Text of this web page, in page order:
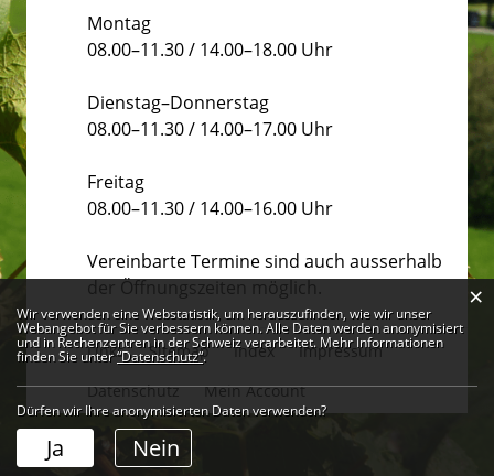
Montag
08.00–11.30 / 14.00–18.00 Uhr
Dienstag–Donnerstag
08.00–11.30 / 14.00–17.00 Uhr
Freitag
08.00–11.30 / 14.00–16.00 Uhr
Vereinbarte Termine sind auch ausserhalb
der Öffnungszeiten möglich.
Links Sitemap Index
Impressum
Datenschutz
Mein Account
Webstatistik
Wir verwenden eine Webstatistik, um herauszufinden, wie wir unser
Webangebot für Sie verbessern können. Alle Daten werden anonymisiert
und in Rechenzentren in der Schweiz verarbeitet. Mehr Informationen
finden Sie unter“Datenschutz“.
Dürfen wir Ihre anonymisierten Daten verwenden?
Ja Nein
×